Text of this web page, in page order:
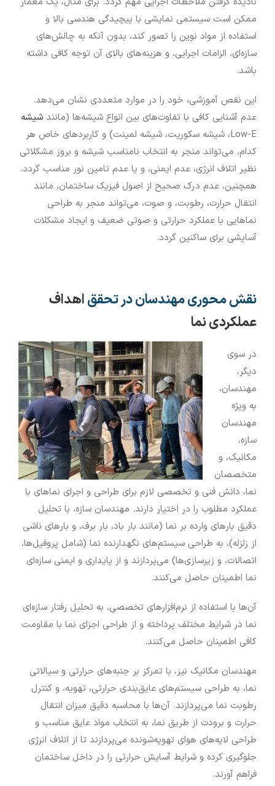
ممکن است سیستمی نمایشی با پیچیدگی هندسی بالا و
استفاده از مواد نوین را تصور کند، بدون آنکه به چالش‌های
سازه‌ای، الزامات اجرایی، و هزینه‌های بالای آن توجه کافی داشته
باشد.
این نقص آموزشی، خود را در موارد متعددی نشان می‌دهد.
عدم آشنایی کافی با تفاوت‌های بین انواع شیشه‌ها (مانند شیشه
Low-E، شیشه سکوریت، شیشه لمینت) و کاربردهای خاص هر
کدام، می‌تواند منجر به انتخاب نامناسب شیشه و بروز مشکلاتی
نظیر اتلاف انرژی، عدم ایمنی، و یا عدم تامین نور مناسب گردد.
همچنین، عدم درک صحیح از اصول فیزیک ساختمان، مانند
انتقال حرارت، رطوبت، و صوت، می‌تواند منجر به طراحی
نماهایی با عملکرد حرارتی و صوتی ضعیف و ایجاد مشکلات
آسایشی برای ساکنین گردد.
نقش محوری مهندسان در تحققاهداف
عملکردی نما
در سوی
دیگر،
مهندسان،
به ویژه
مهندسان
سازه،
مکانیک، و
متخصصان
نما، دانش فنی و تخصصی لازم برای طراحی و اجرای نماهای با
عملکرد مطلوب را در اختیار دارند. مهندسان سازه، با تحلیل
دقیق بارهای وارده بر نما (مانند بار باد، بار برف، و بارهای ناشی
از زلزله)، به طراحی سیستم‌های نگهدارنده نما (شامل پروفیل‌ها،
اتصالات، و زیرسازی‌ها) می‌پردازند و از پایداری و ایمنی سازه‌ای
نما اطمینان حاصل می‌کنند.
آن‌ها با استفاده از نرم‌افزارهای تخصصی، به تحلیل رفتار سازه‌ای
نما در شرایط مختلف پرداخته و از طراحی اجزای نما با مقاومت
کافی اطمینان حاصل می‌کنند.
مهندسان مکانیک نیز، با تمرکز بر جنبه‌های حرارتی و سیالاتی
نما، به طراحی سیستم‌های عایق‌بندی حرارتی، تهویه، و کنترل
رطوبت نما می‌پردازند. آن‌ها با محاسبه دقیق میزان انتقال
حرارت و برودت از طریق نما، به انتخاب مواد عایق مناسب و
طراحی لایه‌های هوای تهویه‌شونده می‌پردازند تا از اتلاف انرژی
جلوگیری کرده و شرایط آسایش حرارتی را در داخل ساختمان
فراهم آورند.